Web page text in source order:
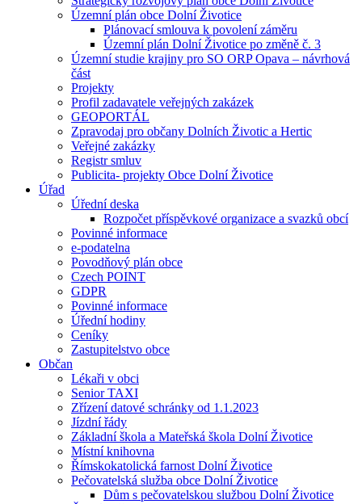
Územní plán obce Dolní Životice
Plánovací smlouva k povolení záměru
Územní plán Dolní Životice po změně č. 3
Územní studie krajiny pro SO ORP Opava – návrhová
část
Projekty
Profil zadavatele veřejných zakázek
GEOPORTÁL
Zpravodaj pro občany Dolních Životic a Hertic
Veřejné zakázky
Registr smluv
Publicita- projekty Obce Dolní Životice
Úřad
Úřední deska
Rozpočet příspěvkové organizace a svazků obcí
Povinné informace
e-podatelna
Povodňový plán obce
Czech POINT
GDPR
Povinné informace
Úřední hodiny
Ceníky
Zastupitelstvo obce
Občan
Lékaři v obci
Senior TAXI
Zřízení datové schránky od 1.1.2023
Jízdní řády
Základní škola a Mateřská škola Dolní Životice
Místní knihovna
Římskokatolická farnost Dolní Životice
Pečovatelská služba obce Dolní Životice
Dům s pečovatelskou službou Dolní Životice